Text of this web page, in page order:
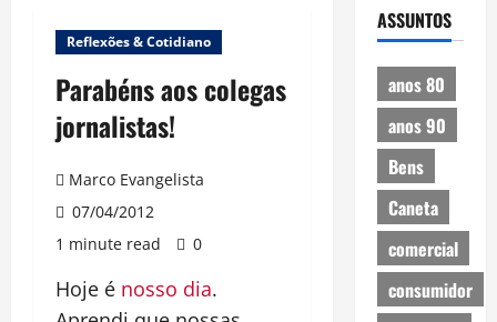
Reflexões & Cotidiano
Parabéns aos colegas
jornalistas!
Marco Evangelista
07/04/2012
1 minute read
0
Hoje é nosso dia.
ASSUNTOS
anos 80
anos 90
Bens
Caneta
comercial
consumidor